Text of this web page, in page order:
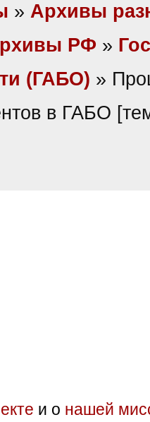
» Архивы
РФ »
(ГАБО) »
в ГАБО
и о нашей